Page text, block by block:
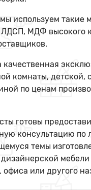
используем такие
МДФ высокого
комнаты, детской,
по ценам
готовы
консультацию по
темы
или другого